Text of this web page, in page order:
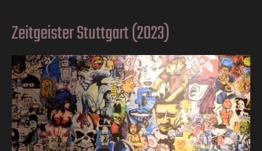
Zeitgeister Stuttgart (2023)